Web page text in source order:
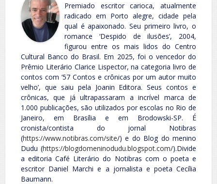
Premiado escritor carioca, atualmente
radicado em Porto alegre, cidade pela
qual é apaixonado. Seu primeiro livro, o
romance ‘Despido de ilusões’, 2004,
figurou entre os mais lidos do Centro
Cultural Banco do Brasil. Em 2025, foi o vencedor do
Prêmio Literário Clarice Lispector, na categoria livro de
contos com ’57 Contos e crônicas por um autor muito
velho’, que saiu pela Joanin Editora. Seus contos e
crônicas, que já ultrapassaram a incrível marca de
1.000 publicações, são utilizados por escolas no Rio de
Janeiro, em Brasília e em Brodowski-SP. É
cronista/contista do jornal Notibras
(https://www.notibras.com/site/) e do Blog do menino
Dudu (https://blogdomeninodudu.blogspot.com/).Divide
a editoria Café Literário do Notibras com o poeta e
escritor Daniel Marchi e a jornalista e poeta Cecília
Baumann.